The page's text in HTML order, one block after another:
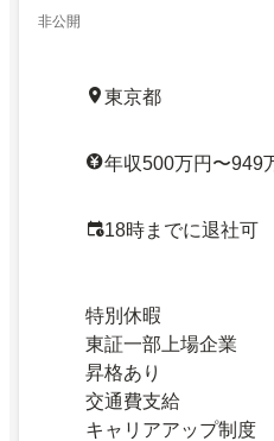
非公開
東京都
年収500万円〜949
18時までに退社可
特別休暇
東証一部上場企業
昇格あり
交通費支給
キャリアアップ制度